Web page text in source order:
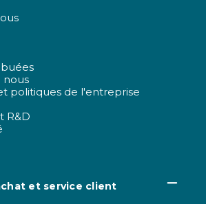
nous
politiques de l'entreprise
R&D
et service client